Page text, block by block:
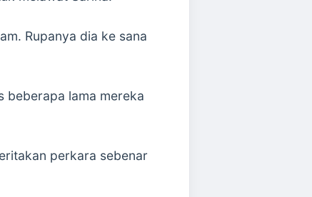
Rupanya dia ke sana
beberapa lama mereka
perkara sebenar